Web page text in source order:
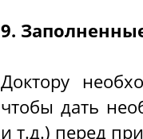
9.
Доктору
чтобы дать
и т.д.) перед